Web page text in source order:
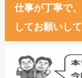
仕事が丁寧で
してお願いし